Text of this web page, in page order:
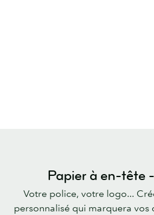
Papier à en-tête
Votre police, votre logo...
personnalisé qui marquera vos